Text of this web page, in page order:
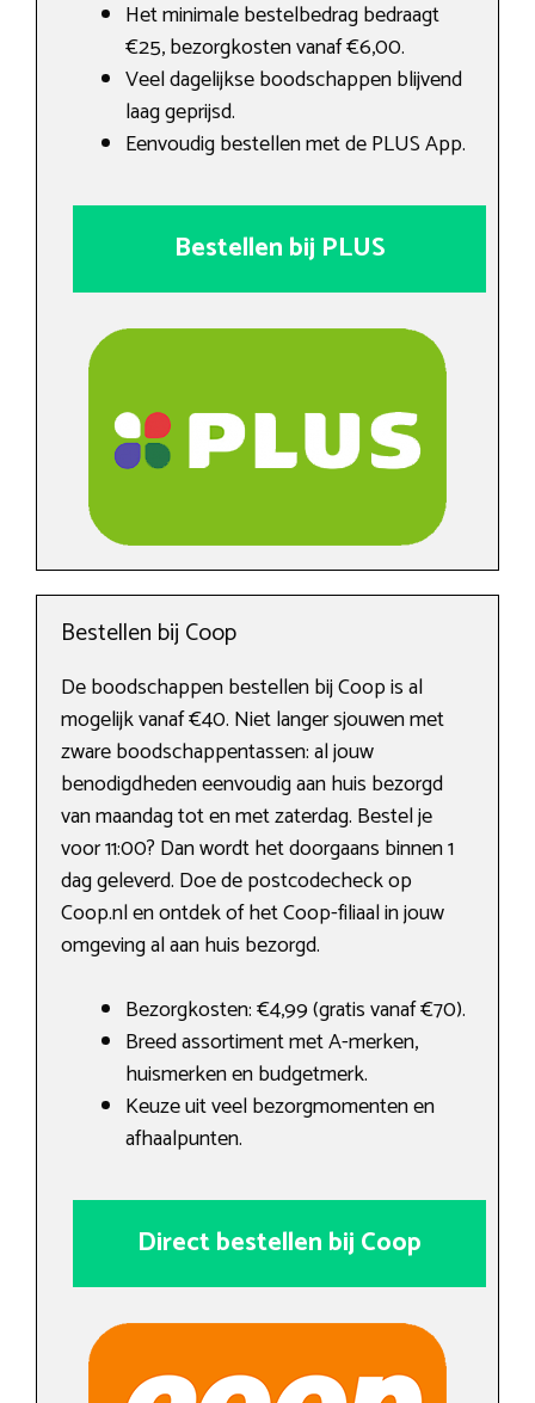
Het minimale bestelbedrag bedraagt
€25, bezorgkosten vanaf €6,00.
Veel dagelijkse boodschappen blijvend
laag geprijsd.
Eenvoudig bestellen met de PLUS App.
Bestellen bij PLUS
Bestellen bij Coop
De boodschappen bestellen bij Coop is al
mogelijk vanaf €40. Niet langer sjouwen met
zware boodschappentassen: al jouw
benodigdheden eenvoudig aan huis bezorgd
van maandag tot en met zaterdag. Bestel je
voor 11:00? Dan wordt het doorgaans binnen 1
dag geleverd. Doe de postcodecheck op
Coop.nl en ontdek of het Coop-filiaal in jouw
omgeving al aan huis bezorgd.
Bezorgkosten: €4,99 (gratis vanaf €70).
Breed assortiment met A-merken,
huismerken en budgetmerk.
Keuze uit veel bezorgmomenten en
afhaalpunten.
Direct bestellen bij Coop